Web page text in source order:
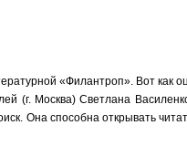
«Филантроп». Вот как
(г. Москва) Светлана
Она способна открывать